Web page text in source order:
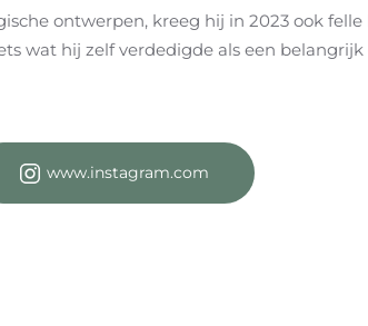
ontwerpen, kreeg hij in 2023 ook
wat hij zelf verdedigde als een
www.instagram.com